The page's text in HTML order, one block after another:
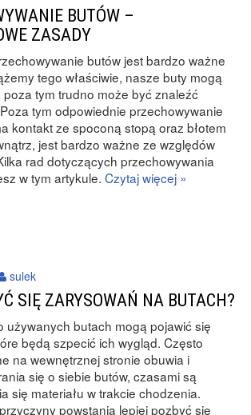
BUTÓW –
ZASADY
butów jest bardzo ważne
tego właściwie, nasze buty mogą
tym trudno może być znaleźć
tym odpowiednie przechowywanie
kontakt ze spoconą stopą oraz błotem
jest bardzo ważne ze względów
rad dotyczących przechowywania
w tym artykule. Czytaj więcej »
SIĘ ZARYSOWAŃ NA BUTACH?
używanych butach mogą pojawić się
będą szpecić ich wygląd. Często
na wewnętrznej stronie obuwia i
się o siebie butów, czasami są
się materiału w trakcie chodzenia.
powstania lepiej pozbyć się
sulek